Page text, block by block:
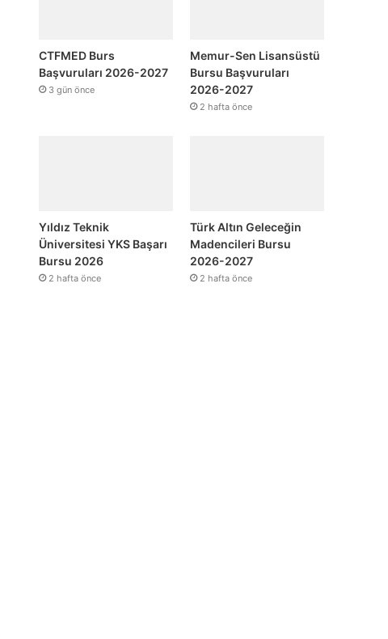
CTFMED Burs
Başvuruları 2026-2027
3 gün önce
Memur-Sen Lisansüstü
Bursu Başvuruları
2026-2027
2 hafta önce
Yıldız Teknik
Üniversitesi YKS Başarı
Bursu 2026
2 hafta önce
Türk Altın Geleceğin
Madencileri Bursu
2026-2027
2 hafta önce